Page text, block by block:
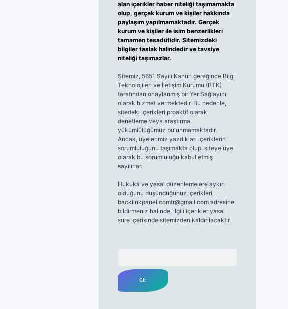
alan içerikler haber niteliği taşımamakta
olup, gerçek kurum ve kişiler hakkında
paylaşım yapılmamaktadır. Gerçek
kurum ve kişiler ile isim benzerlikleri
tamamen tesadüfidir. Sitemizdeki
bilgiler taslak halindedir ve tavsiye
niteliği taşımazlar.
Sitemiz, 5651 Sayılı Kanun gereğince Bilgi
Teknolojileri ve İletişim Kurumu (BTK)
tarafından onaylanmış bir Yer Sağlayıcı
olarak hizmet vermektedir. Bu nedenle,
sitedeki içerikleri proaktif olarak
denetleme veya araştırma
yükümlülüğümüz bulunmamaktadır.
Ancak, üyelerimiz yazdıkları içeriklerin
sorumluluğunu taşımakta olup, siteye üye
olarak bu sorumluluğu kabul etmiş
sayılırlar.
Hukuka ve yasal düzenlemelere aykırı
olduğunu düşündüğünüz içerikleri,
backlinkpanelicomtr@gmail.comadresine
bildirmeniz halinde, ilgili içerikler yasal
süre içerisinde sitemizden kaldırılacaktır.